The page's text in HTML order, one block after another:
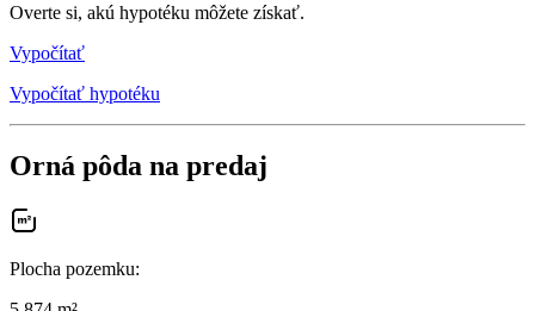
Overte si, akú hypotéku môžete získať.
Vypočítať
Vypočítať hypotéku
Orná pôda na predaj
Plocha pozemku: